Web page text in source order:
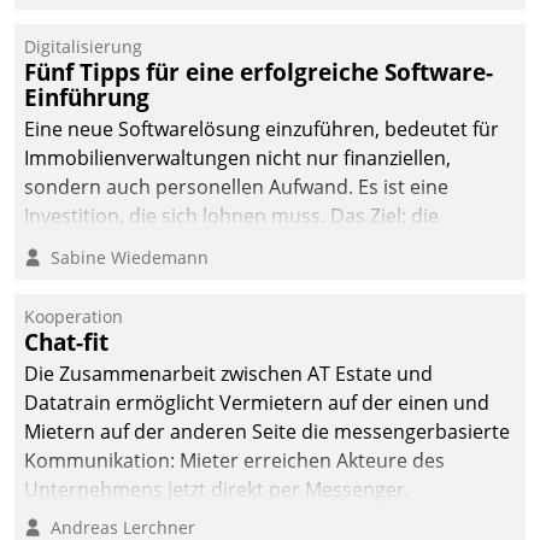
Digitalisierung
Fünf Tipps für eine erfolgreiche Software-
Einführung
Eine neue Softwarelösung einzuführen, bedeutet für
Immobilienverwaltungen nicht nur finanziellen,
sondern auch personellen Aufwand. Es ist eine
Investition, die sich lohnen muss. Das Ziel: die
nachhaltige Optimierung der Geschäftsabläufe. Damit
dieses Ziel erreicht wird, sollten einige Grundregeln
Sabine Wiedemann
Kooperation
Chat-fit
Die Zusammenarbeit zwischen AT Estate und
Datatrain ermöglicht Vermietern auf der einen und
Mietern auf der anderen Seite die messengerbasierte
Kommunikation: Mieter erreichen Akteure des
Unternehmens jetzt direkt per Messenger,
Mitarbeiter oder Dienstleister empfangen oder
Andreas Lerchner